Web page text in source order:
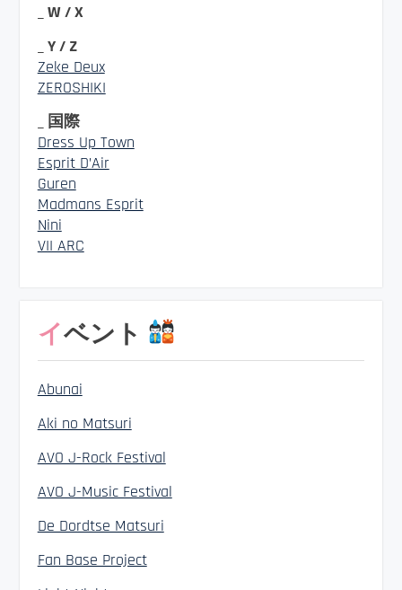
_ W / X
_ Y / Z
Zeke Deux
ZEROSHIKI
_ 国際
Dress Up Town
Esprit D’Air
Guren
Madmans Esprit
Nini
VII ARC
イベント
Abunai
Aki no Matsuri
AVO J-Rock Festival
AVO J-Music Festival
De Dordtse Matsuri
Fan Base Project